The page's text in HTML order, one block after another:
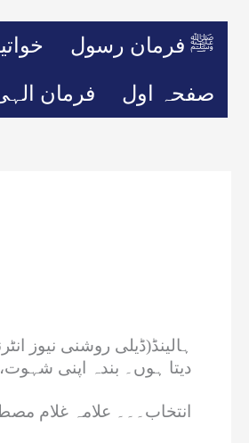
ﷺ فرمان رسول
فرمان صفحہ اول
ہالینڈ(ڈیلی روشنی نیوز
دیتا ہوں۔ بندہ اپنی شہوت،
انتخاب۔۔۔ علامہ غلام